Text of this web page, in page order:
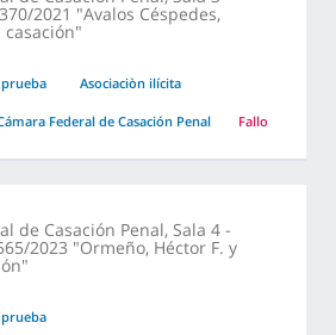
2021 "Avalos Céspedes,
casación"
Asociaciòn ilícita
Federal de Casación Penal Fallo
de Casación Penal, Sala 4 -
2023 "Ormeño, Héctor F. y